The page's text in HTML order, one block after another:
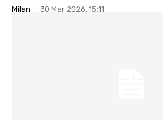
Milan - 30 Mar 2026. 15:11